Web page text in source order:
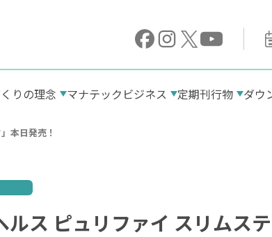
りの理念
のアロエ
養素とは
ミンB1
お話
マナテックビジネス 定期刊行物 ダウ
本日発売！
ルス ピュリファイ スリムス